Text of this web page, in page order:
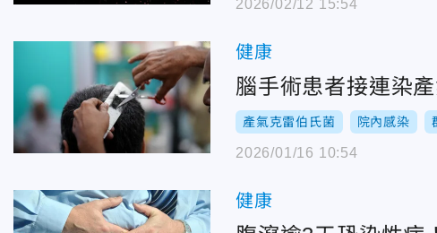
2026/02/12 15:54
健康
腦手術患者接連染
產氣克雷伯氏菌 院內感染
2026/01/16 10:54
健康